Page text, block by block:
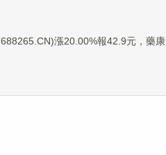
漲20.00%報42.9元，藥康